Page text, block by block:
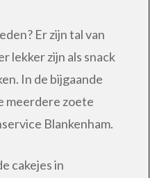
Er zijn tal van
lekker zijn als snack
In de bijgaande
meerdere zoete
Blankenham.
cakejes in